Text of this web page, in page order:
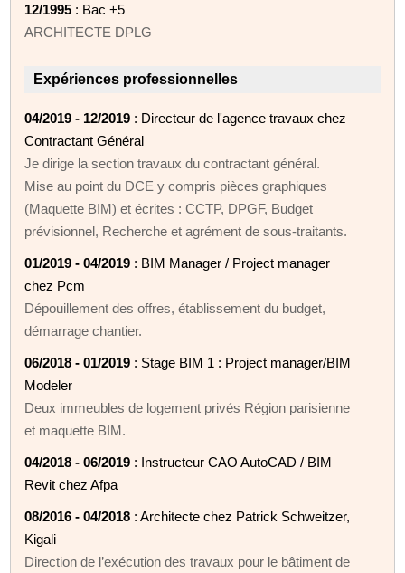
12/1995 : Bac +5
ARCHITECTE DPLG
Expériences professionnelles
04/2019 - 12/2019 : Directeur de l'agence travaux chez
Contractant Général
Je dirige la section travaux du contractant général.
Mise au point du DCE y compris pièces graphiques
(Maquette BIM) et écrites : CCTP, DPGF, Budget
prévisionnel, Recherche et agrément de sous-traitants.
01/2019 - 04/2019 : BIM Manager / Project manager
chez Pcm
Dépouillement des offres, établissement du budget,
démarrage chantier.
06/2018 - 01/2019 : Stage BIM 1 : Project manager/BIM
Modeler
Deux immeubles de logement privés Région parisienne
et maquette BIM.
04/2018 - 06/2019 : Instructeur CAO AutoCAD / BIM
Revit chez Afpa
08/2016 - 04/2018 : Architecte chez Patrick Schweitzer,
Kigali
Direction de l’exécution des travaux pour le bâtiment de